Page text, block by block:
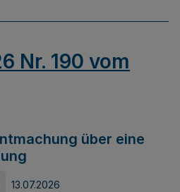
Nr. 190 vom
über eine
13.07.2026